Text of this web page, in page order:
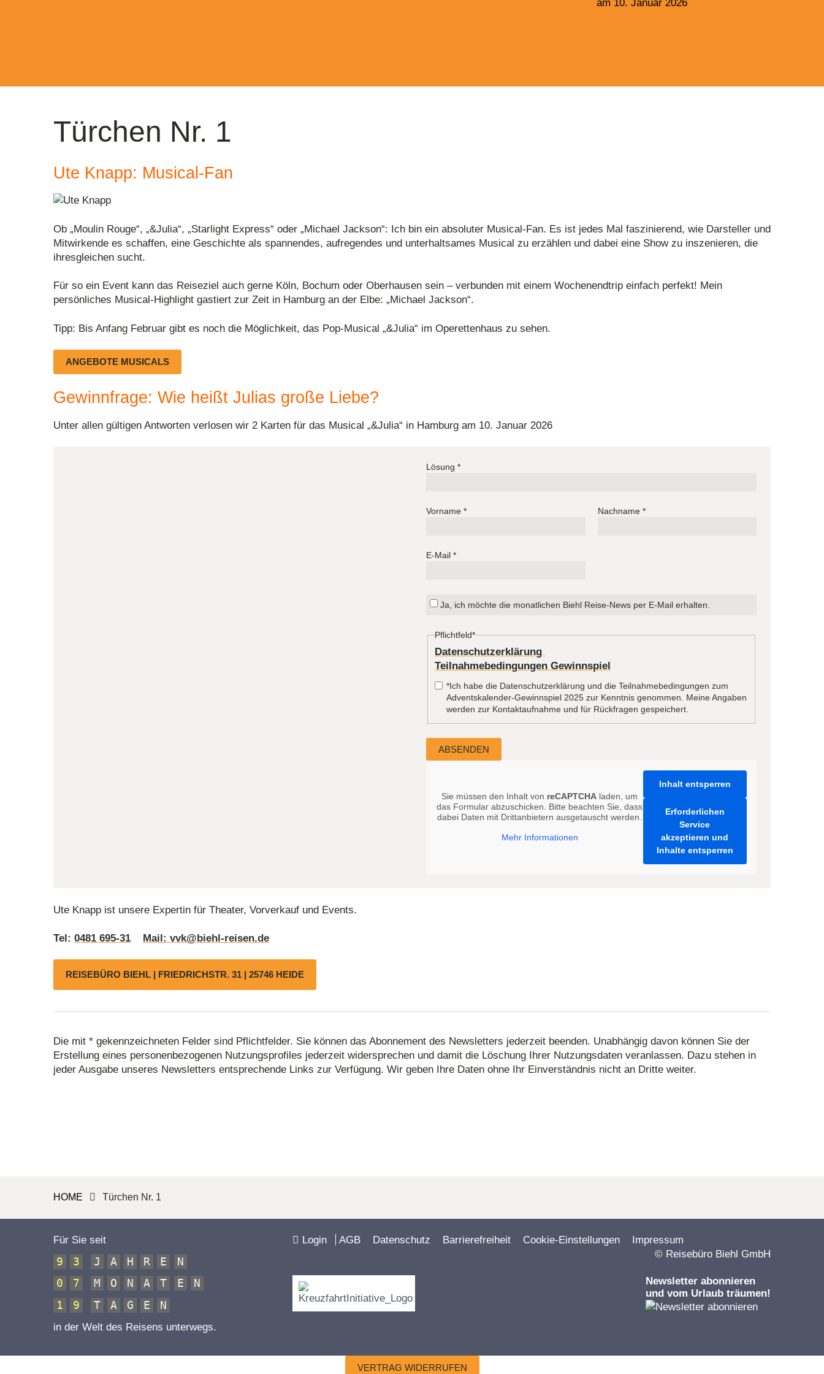
am 10. Januar 2026
Türchen Nr. 1
Ute Knapp: Musical-Fan
Ob „Moulin Rouge“, „&Julia“, „Starlight Express“ oder „Michael Jackson“: Ich bin ein absoluter Musical-Fan. Es ist jedes Mal faszinierend, wie Darsteller und
Mitwirkende es schaffen, eine Geschichte als spannendes, aufregendes und unterhaltsames Musical zu erzählen und dabei eine Show zu inszenieren, die
ihresgleichen sucht.
Für so ein Event kann das Reiseziel auch gerne Köln, Bochum oder Oberhausen sein – verbunden mit einem Wochenendtrip einfach perfekt! Mein
persönliches Musical-Highlight gastiert zur Zeit in Hamburg an der Elbe: „Michael Jackson“.
Tipp: Bis Anfang Februar gibt es noch die Möglichkeit, das Pop-Musical „&Julia“ im Operettenhaus zu sehen.
ANGEBOTE MUSICALS
Gewinnfrage: Wie heißt Julias große Liebe?
Unter allen gültigen Antworten verlosen wir 2 Karten für das Musical „&Julia“ in Hamburg am 10. Januar 2026
Lösung*
Vorname* Nachname *
E-Mail*
Ja, ich möchte die monatlichen Biehl Reise-News per E-Mail erhalten.
Pflichtfeld*
Datenschutzerklärung
Teilnahmebedingungen Gewinnspiel
*Ich habe die Datenschutzerklärung und die Teilnahmebedingungen zum
Adventskalender-Gewinnspiel 2025 zur Kenntnis genommen. Meine Angaben
werden zur Kontaktaufnahme und für Rückfragen gespeichert.
Sie müssen den Inhalt von reCAPTCHA laden, um
das Formular abzuschicken. Bitte beachten Sie, dass
dabei Daten mit Drittanbietern ausgetauscht werden.
Mehr Informationen
Inhalt entsperren
Erforderlichen
Service
akzeptieren und
Inhalte entsperren
Ute Knapp ist unsere Expertin für Theater, Vorverkauf und Events.
Tel: 0481 695-31 Mail: vvk@biehl-reisen.de
REISEBÜRO BIEHL | FRIEDRICHSTR. 31 | 25746 HEIDE
Die mit * gekennzeichneten Felder sind Pflichtfelder. Sie können das Abonnement des Newsletters jederzeit beenden. Unabhängig davon können Sie der
Erstellung eines personenbezogenen Nutzungsprofiles jederzeit widersprechen und damit die Löschung Ihrer Nutzungsdaten veranlassen. Dazu stehen in
jeder Ausgabe unseres Newsletters entsprechende Links zur Verfügung. Wir geben Ihre Daten ohne Ihr Einverständnis nicht an Dritte weiter.
HOME Türchen Nr. 1
Für Sie seit
9 3 J A H R E
N
0
7 M O N A T E
N
1
9 T A G E N
in der Welt des Reisens unterwegs.
Login AGB Datenschutz Barrierefreiheit Cookie-Einstellungen
Impressum
© Reisebüro Biehl GmbH
Newsletter abonnieren
und vom Urlaub träumen!
VERTRAG WIDERRUFEN